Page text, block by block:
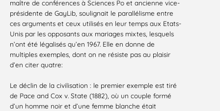
maître de conférences à Sciences Po et ancienne vice-
présidente de GayLib, soulignait le parallélisme entre
ces arguments et ceux utilisés en leur temps aux Etats-
Unis par les opposants aux mariages mixtes, lesquels
n’ont été légalisés qu’en 1967. Elle en donne de
multiples exemples, dont on ne résiste pas au plaisir
d’en citer quatre:
Le déclin de la civilisation : le premier exemple est tiré
de Pace and Cox v. State (1882), où un couple formé
d’un homme noir et d’une femme blanche était